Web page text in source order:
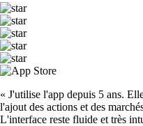
« J'utilise l'app depuis 5 ans.
l'ajout des actions et des
L'interface reste fluide et très